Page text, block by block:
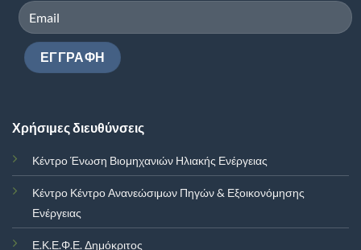
Χρήσιμες διευθύνσεις
Κέντρο Ένωση Βιομηχανιών Ηλιακής Ενέργειας
Κέντρο Κέντρο Ανανεώσιμων Πηγών & Εξοικονόμησης
Ενέργειας
Ε.Κ.Ε.Φ.Ε. Δημόκριτος